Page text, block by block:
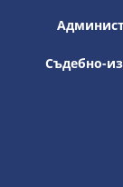
Съдебно-